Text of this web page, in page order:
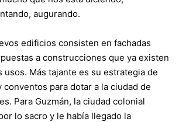
augurando.
edificios consisten en fachadas
a construcciones que ya existen
usos. Más tajante es su estrategia de
para dotar a la ciudad de
Para Guzmán, la ciudad colonial
lo sacro y le había llegado la